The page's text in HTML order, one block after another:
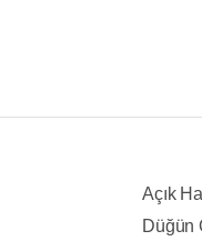
Açık
Düğün